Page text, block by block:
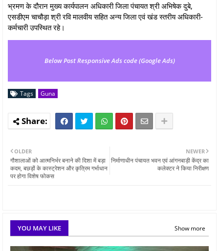
भ्रमण के दौरान मुख्य कार्यपालन अधिकारी जिला पंचायत श्री अभिषेक दुबे,
एसडीएम चाचौड़ा श्री रवि मालवीय सहित अन्य जिला एवं खंड स्तरीय अधिकारी-
कर्मचारी उपस्थित रहे।
Below Post Responsive Ads code (Google Ads)
Tags Guna
NEWER
निर्माणाधीन पंचायत भवन एवं आंगनबाड़ी केंद्र का
कलेक्टर ने किया निरीक्षण
OLDER
गौशालाओं को आत्मनिर्भर बनाने की दिशा में बड़ा
कदम, बछड़ों के कास्ट्रेशन और कृत्रिम गर्भाधान
पर होगा विशेष फोकस
YOU MAY LIKE Show more